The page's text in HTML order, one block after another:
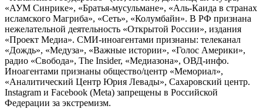
«АУМ Синрике», «Братья-мусульмане», «Аль-Каида в странах
исламского Магриба», «Сеть», «Колумбайн». В РФ признана
нежелательной деятельность «Открытой России», издания
«Проект Медиа». СМИ-иноагентами признаны: телеканал
«Дождь», «Медуза», «Важные истории», «Голос Америки»,
радио «Свобода», The Insider, «Медиазона», ОВД-инфо.
Иноагентами признаны общество/центр «Мемориал»,
«Аналитический Центр Юрия Левады», Сахаровский центр.
Instagram и Facebook (Metа) запрещены в Российской
Федерации за экстремизм.